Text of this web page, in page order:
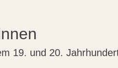
19. und 20.